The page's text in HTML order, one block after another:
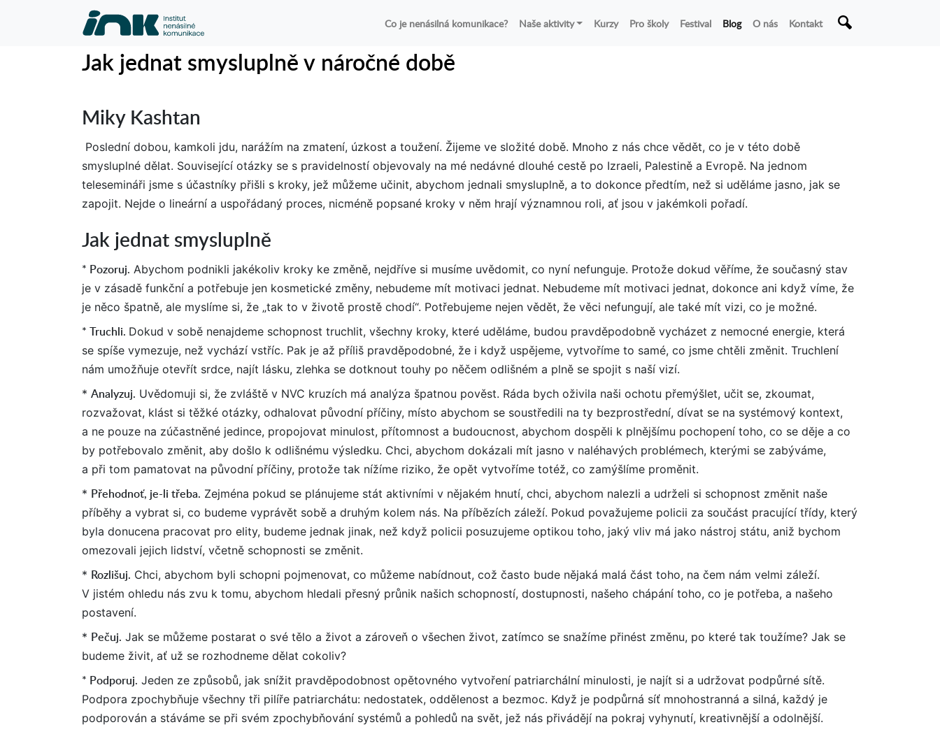
Co je nenásilná komunikace? Naše aktivity Kurzy Pro školy Festival Blog O nás Kontakt
Jak jednat smysluplně v náročné době
Miky Kashtan
Poslední dobou, kamkoli jdu, narážím na zmatení, úzkost a toužení. Žijeme ve složité době. Mnoho z nás chce vědět, co je v této době
smysluplné dělat. Související otázky se s pravidelností objevovaly na mé nedávné dlouhé cestě po Izraeli, Palestině a Evropě. Na jednom
telesemináři jsme s účastníky přišli s kroky, jež můžeme učinit, abychom jednali smysluplně, a to dokonce předtím, než si uděláme jasno, jak se
zapojit. Nejde o lineární a uspořádaný proces, nicméně popsané kroky v něm hrají významnou roli, ať jsou v jakémkoli pořadí.
Jak jednat smysluplně
* Pozoruj. Abychom podnikli jakékoliv kroky ke změně, nejdříve si musíme uvědomit, co nyní nefunguje. Protože dokud věříme, že současný stav
je v zásadě funkční a potřebuje jen kosmetické změny, nebudeme mít motivaci jednat. Nebudeme mít motivaci jednat, dokonce ani když víme, že
je něco špatně, ale myslíme si, že „tak to v životě prostě chodí“. Potřebujeme nejen vědět, že věci nefungují, ale také mít vizi, co je možné.
* Truchli. Dokud v sobě nenajdeme schopnost truchlit, všechny kroky, které uděláme, budou pravděpodobně vycházet z nemocné energie, která
se spíše vymezuje, než vychází vstříc. Pak je až příliš pravděpodobné, že i když uspějeme, vytvoříme to samé, co jsme chtěli změnit. Truchlení
nám umožňuje otevřít srdce, najít lásku, zlehka se dotknout touhy po něčem odlišném a plně se spojit s naší vizí.
* Analyzuj. Uvědomuji si, že zvláště v NVC kruzích má analýza špatnou pověst. Ráda bych oživila naši ochotu přemýšlet, učit se, zkoumat,
rozvažovat, klást si těžké otázky, odhalovat původní příčiny, místo abychom se soustředili na ty bezprostřední, dívat se na systémový kontext,
a ne pouze na zúčastněné jedince, propojovat minulost, přítomnost a budoucnost, abychom dospěli k plnějšímu pochopení toho, co se děje a co
by potřebovalo změnit, aby došlo k odlišnému výsledku. Chci, abychom dokázali mít jasno v naléhavých problémech, kterými se zabýváme,
a při tom pamatovat na původní příčiny, protože tak nížíme riziko, že opět vytvoříme totéž, co zamýšlíme proměnit.
* Přehodnoť, je-li třeba. Zejména pokud se plánujeme stát aktivními v nějakém hnutí, chci, abychom nalezli a udrželi si schopnost změnit naše
příběhy a vybrat si, co budeme vyprávět sobě a druhým kolem nás. Na příbězích záleží. Pokud považujeme policii za součást pracující třídy, který
byla donucena pracovat pro elity, budeme jednak jinak, než když policii posuzujeme optikou toho, jaký vliv má jako nástroj státu, aniž bychom
omezovali jejich lidství, včetně schopnosti se změnit.
* Rozlišuj. Chci, abychom byli schopni pojmenovat, co můžeme nabídnout, což často bude nějaká malá část toho, na čem nám velmi záleží.
V jistém ohledu nás zvu k tomu, abychom hledali přesný průnik našich schopností, dostupnosti, našeho chápání toho, co je potřeba, a našeho
postavení.
* Pečuj. Jak se můžeme postarat o své tělo a život a zároveň o všechen život, zatímco se snažíme přinést změnu, po které tak toužíme? Jak se
budeme živit, ať už se rozhodneme dělat cokoliv?
* Podporuj. Jeden ze způsobů, jak snížit pravděpodobnost opětovného vytvoření patriarchální minulosti, je najít si a udržovat podpůrné sítě.
Podpora zpochybňuje všechny tři pilíře patriarchátu: nedostatek, oddělenost a bezmoc. Když je podpůrná síť mnohostranná a silná, každý je
podporován a stáváme se při svém zpochybňování systémů a pohledů na svět, jež nás přivádějí na pokraj vyhynutí, kreativnější a odolnější.